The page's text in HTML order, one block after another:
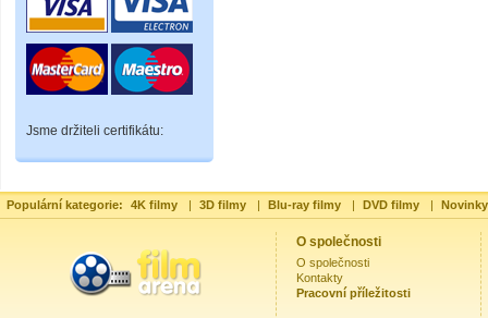
Jsme držiteli certifikátu:
Populární kategorie: 4K filmy | 3D filmy | Blu-ray filmy | DVD filmy |
O společnosti
O společnosti
Kontakty
Pracovní příležitosti